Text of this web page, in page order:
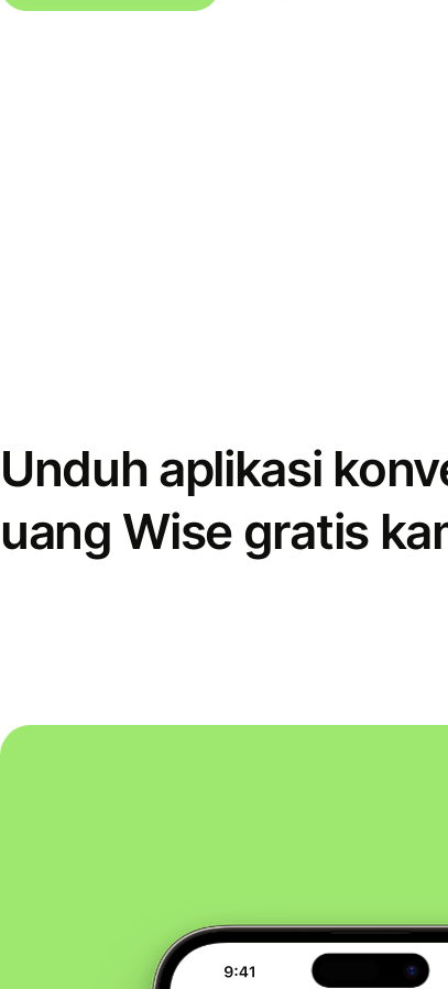
Unduh aplikasi
uang Wise gratis